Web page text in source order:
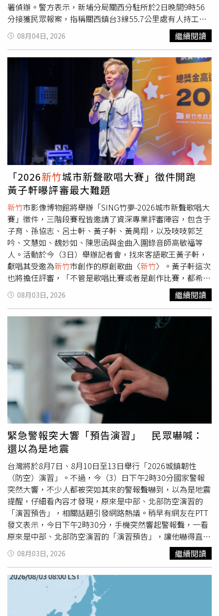
署偵辦。警方表示，新埔分局關西分駐所於2日晚間9時56
分接獲民眾報案，指稱關西鎮台3線55.7公里處有人持工具
破壞固定式測速設備立桿。員警抵達現場後，發現立桿已遭
砂輪機切割，隨即擴大搜尋，並於距離現場約300公尺處查
獲楊男。根據民眾提供的行車紀錄器畫面顯示，楊男手持砂
輪機對著測速設備立桿鋸切，立桿已出現明顯切割痕跡。警
方循線追查後，迅速鎖定涉案機車騎士，並於附近將人攔查
到案。楊男起初向警方辯稱自己是在附近鋸樹，但經警方持
續詢問後，坦承使用砂輪機破壞測速設備，警方並在其機車
置物箱內查扣犯案使用的砂輪機。進一步調查發現，楊男為
避免追查身分，犯案前還拆除家人機車車牌，再騎車前往現
場實施破壞。警方指出，楊男日前借騎友人的大型重型機車
行經該路段，疑因超速遭固定式測速照相設備拍攝，擔心友
人收到罰單，甚至面臨吊扣牌照處分，加上近半年來自己也
多次因交通違規遭舉發，心生不滿，才會預先購買砂輪機，
企圖破壞測速設備洩憤。警方表示，固定式測速設備屬公共
設施，一支全新設備造價約新台幣150萬元，若經鑑定確認
無法修復，楊男除須負擔相關賠償責任外，也將面臨刑事追
訴。警方呼籲，民眾若對交通違規處分有疑義，應循合法管
道救濟，切勿因一時衝動毀損公物，以免付出更高昂的法律
代價。這起事件曝光，網友紛紛開玩笑直呼，「不是所有英
雄都披著披風，有時會拿砂輪機」、「國家說破壞公務，百
姓說為民除害」、「他說的沒錯，鋸搖錢樹」、「英雄是孤
獨的」、「只要有心，鐵杵都能磨成繡花針，更何況砂輪機
鋸樹」。
08月04日, 2026 繼續閱讀
「2026新竹城市新聲歌唱大賽」徵件開跑
黃子軒曝評審最大難題
新竹市影像博物館將舉辦「SING竹夢-2026城市新聲歌唱大
賽」徵件，三階段賽程皆邀請了資深專業評審陣容，包含于
子育、孫協志、呂士軒、黃子軒、黃昺翔，以及吱吱郭芝
吟、文慧如、魏妙如、陳思函與金曲入圍錄音師高敏福等
人。活動於今（3日）舉辦記者會，找來客語歌王黃子軒，
獻唱其受邀為新竹市創作的原創歌曲〈新竹〉。黃子軒這次
也將擔任評審，「不管是歌唱比賽或者是創作比賽，都希望
有才華的人都能夠被看見。」黃子軒透露作為評審最難的其
實是要在「雞蛋裡挑骨頭」，尤其到了決賽階段，參賽者的
實力其實多半不會差別太大，「有時候就看誰現場臨場反應
以及誰更有舞台魅力取勝」。于子育認為參加比賽本身就是
一個值得敬畏的勇氣，「想當初我是連跨出參加比賽的勇氣
都沒有。」肯定之餘，她也給參賽者一些建議，「每個人的
音色和情感表達都是獨一無二的。我建議在演出時不要刻意
模仿誰的聲音而成為別人的影子。找到最適合自己的歌曲、
律動、神情和詮釋方式，自信且投入那股獨特的個人魅力，
這樣自然會很動人。」同時她更希望每個人都能享受過程，
「無論比賽結果如何，把掌聲和遺憾都留在今天，明天繼續
帶著喜愛音樂的心持續往前走。」孫協志則建議參賽者，
「越能懂得抓住機會才會有好的表現」。于子育鼓勵參賽者
展現個人魅力。（圖／
新竹市政府提供）「SING竹夢-2026
城市新聲歌唱大賽」共分為「演唱組」及「創作組」兩組，
進行初選、複審及決審等三階段賽制審查。演唱組旨在發掘
具潛力的在地演唱人才，凡出生、設籍、就學、就業於新竹
縣、新竹 市的13歲以上民眾皆可報名（曾設籍、就學或就業
者亦可）；創作組則放眼全國，不限國籍，邀請全臺音樂創
作者將新竹 市的人文風貌、自然景觀或歷史文化融入原創歌
曲中。
08月03日, 2026 繼續閱讀
緊急警報突大響「預告演習」 民眾嚇喊：
還以為是地震
台灣將於8月7日、8月10日至13日舉行「2026城鎮韌性
（防空）演習」。不過，今（3）日下午2時30分國家警報
突然大響，不少人都被突如其來的警報聲嚇到，以為是地震
提醒，仔細看內容才發現，原來是中部、北部防空演習的
「演習預告」，相關話題引發網路熱議。稍早有網友在PTT
發文表示，今日下午2時30分，手機突然響起警報聲，一看
原來是中部、北部防空演習的「演習預告」，讓他嚇得直呼
「哇，預告下禮拜會有演習啊，不過怎麼要提前一個禮拜預
告啊」。貼文曝光後引發熱議，許多網友都留言表示，「嚇
死」、「以為地震」、「想說不是時間還沒到，以為地震
勒」、「這個也要預告？」、「亂嚇人，警報還預告的」、
「我以為要斷網路了」、「演習『預告』用警報聲是幹嘛，
害我以為地震，而且我人在南部為什麼要發給我」。根據國
08月03日, 2026 繼續閱讀